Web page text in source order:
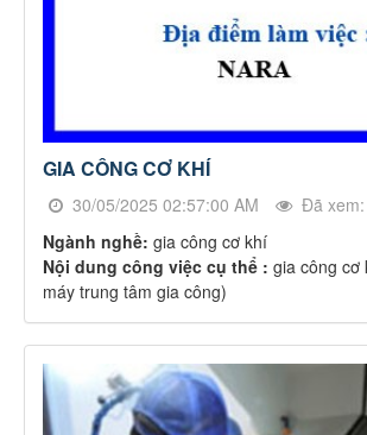
GIA CÔNG CƠ KHÍ
30/05/2025 02:57:00 AM
Đã
Ngành nghề: gia công cơ khí
Nội dung công việc cụ thể : gia công cơ
máy trung tâm gia công)